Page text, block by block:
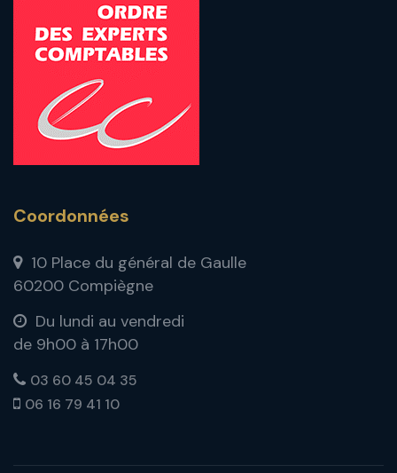
Coordonnées
10 Place du général de Gaulle
60200 Compiègne
Du lundi au vendredi
de 9h00 à 17h00
03 60 45 04 35
06 16 79 41 10